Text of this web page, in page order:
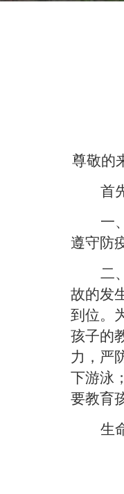
尊敬的
首
一
遵守防
二
故的发
到位。
孩子的
力，严
下游泳
要教育
生